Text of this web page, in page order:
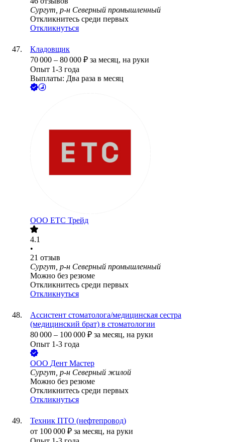
Сургут, р-н Северный промышленный
Откликнитесь среди первых
Откликнуться
Кладовщик
70 000 – 80 000 ₽ за месяц, на руки
Опыт 1-3 года
Выплаты: Два раза в месяц
ООО ЕТС Трейд
4.1
•
21 отзыв
Сургут, р-н Северный промышленный
Можно без резюме
Откликнитесь среди первых
Откликнуться
Ассистент стоматолога/медицинская сестра
(медицинский брат) в стоматологии
80 000 – 100 000 ₽ за месяц, на руки
Опыт 1-3 года
ООО Дент Мастер
Сургут, р-н Северный жилой
Можно без резюме
Откликнитесь среди первых
Откликнуться
Техник ПТО (нефтепровод)
от 100 000 ₽ за месяц, на руки